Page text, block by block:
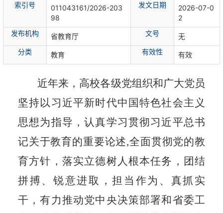
索引号
011043161/2026-203
98
发文日期
2026-07-0
2
发布机构
省教育厅 文号
无
分类 教育 有效性 有效
近年来，高校各级党组织和广大党员
坚持以习近平新时代中国特色社会主义
思想为指导，认真学习贯彻习近平总书
记关于教育的重要论述,全面贯彻党的教
育方针，落实立德树人根本任务，团结
拼搏、锐意进取，担当作为、真抓实
干，有力推动党中央决策部署和省委工